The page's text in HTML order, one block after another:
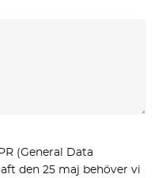
(General Data
den 25 maj behöver vi